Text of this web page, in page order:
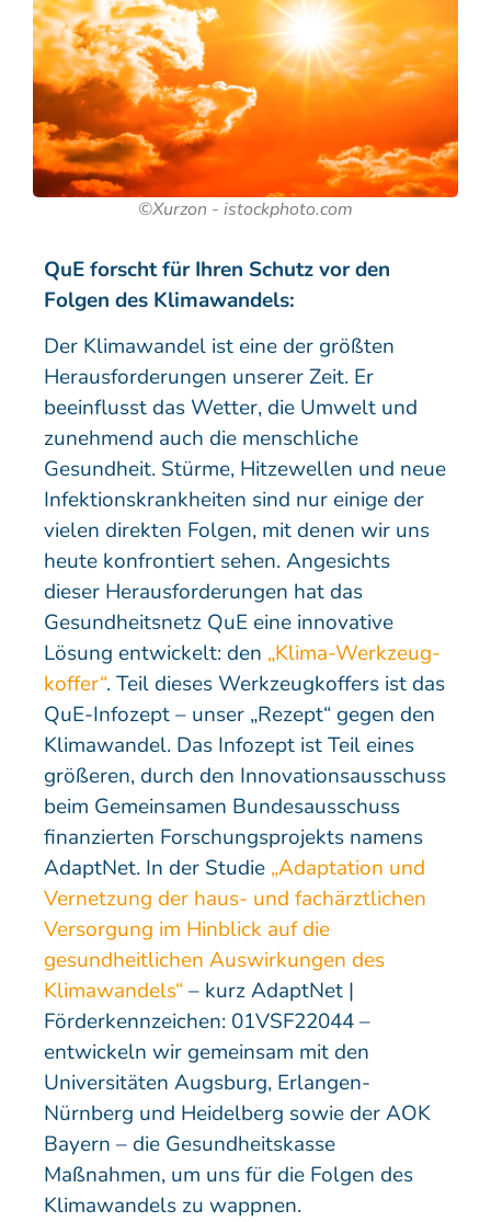
©Xurzon - istockphoto.com
QuE forscht für Ihren Schutz vor den
Folgen des Klimawandels:
Der Klimawandel ist eine der größten
Herausforderungen unserer Zeit. Er
beeinflusst das Wetter, die Umwelt und
zunehmend auch die menschliche
Gesundheit. Stürme, Hitzewellen und neue
Infektionskrankheiten sind nur einige der
vielen direkten Folgen, mit denen wir uns
heute konfrontiert sehen. Angesichts
dieser Herausforderungen hat das
Gesundheitsnetz QuE eine innovative
Lösung entwickelt: den „Klima-Werkzeug-
koffer“. Teil dieses Werkzeugkoffers ist das
QuE-Infozept – unser „Rezept“ gegen den
Klimawandel. Das Infozept ist Teil eines
größeren, durch den Innovationsausschuss
beim Gemeinsamen Bundesausschuss
finanzierten Forschungsprojekts namens
AdaptNet. In der Studie „Adaptation und
Vernetzung der haus- und fachärztlichen
Versorgung im Hinblick auf die
gesundheitlichen Auswirkungen des
Klimawandels“– kurz AdaptNet |
Förderkennzeichen: 01VSF22044 –
entwickeln wir gemeinsam mit den
Universitäten Augsburg, Erlangen-
Nürnberg und Heidelberg sowie der AOK
Bayern – die Gesundheitskasse
Maßnahmen, um uns für die Folgen des
Klimawandels zu wappnen.